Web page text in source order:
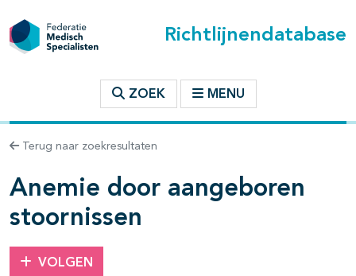
Richtlijnendatabase
ZOEK MENU
Terug naar zoekresultaten
Anemie door aangeboren
stoornissen
VOLGEN
binnen deze richtlijn